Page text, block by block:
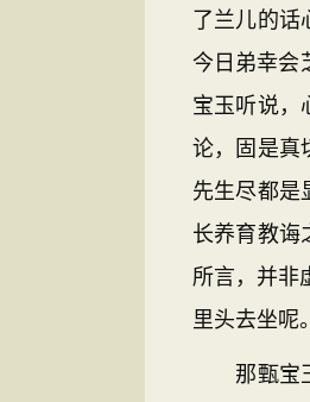
了兰儿的
今日弟幸会
宝玉听说，
论，固是真
先生尽都是
长养育教诲
所言，并非
里头去坐呢
那甄宝玉